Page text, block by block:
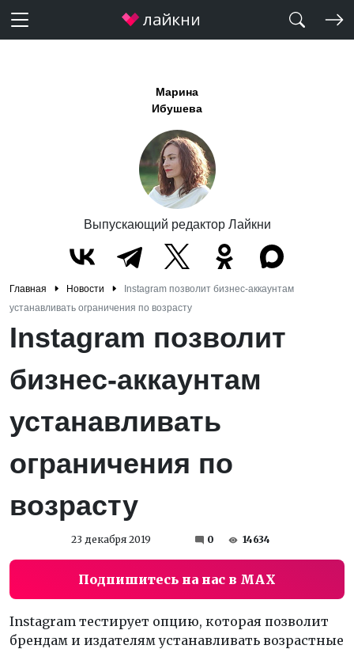
Марина
Ибушева
Выпускающий редактор Лайкни
Главная Новости
Instagram позволит бизнес-аккаунтам
устанавливать ограничения по возрасту
Instagram позволит
бизнес-аккаунтам
устанавливать
ограничения по
возрасту
23 декабря 2019 0 14634
Подпишитесь на нас в MAX
Instagram тестирует опцию, которая позволит
брендам и издателям устанавливать возрастные